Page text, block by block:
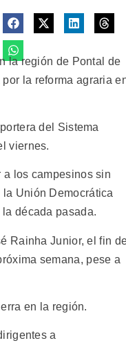
la región de Pontal de
la reforma agraria
del Sistema
viernes.
a los campesinos sin
Unión Democrática
década pasada.
Rainha Junior, el fin
semana, pese a
en la región.
a